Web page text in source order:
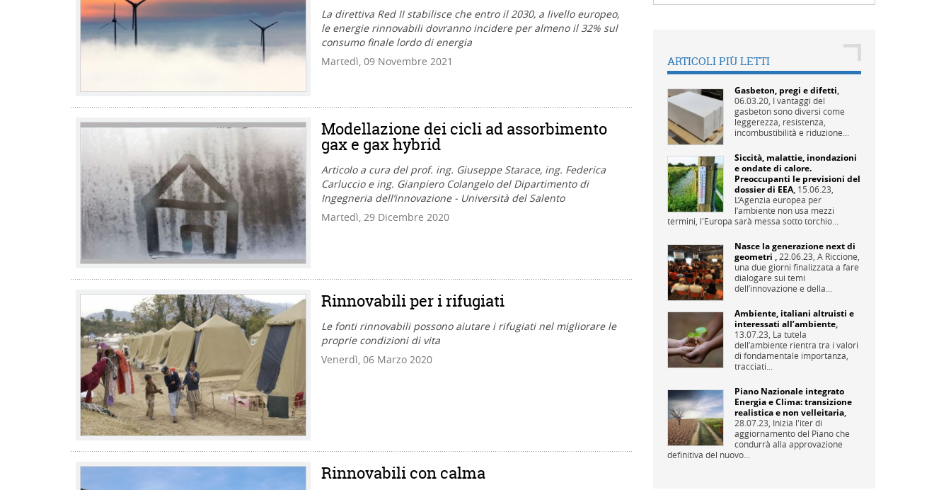
La direttiva Red II stabilisce che entro il 2030, a livello europeo,
le energie rinnovabili dovranno incidere per almeno il 32% sul
consumo finale lordo di energia
Martedì, 09 Novembre 2021
Modellazione dei cicli ad assorbimento
gax e gax hybrid
Articolo a cura del prof. ing. Giuseppe Starace, ing. Federica
Carluccio e ing. Gianpiero Colangelo del Dipartimento di
Ingegneria dell’innovazione - Università del Salento
Martedì, 29 Dicembre 2020
Rinnovabili per i rifugiati
Le fonti rinnovabili possono aiutare i rifugiati nel migliorare le
proprie condizioni di vita
Venerdì, 06 Marzo 2020
Rinnovabili con calma
ARTICOLI PIÙ LETTI
Gasbeton, pregi e difetti,
06.03.20, I vantaggi del
gasbeton sono diversi come
leggerezza, resistenza,
incombustibilità e riduzione...
Siccità, malattie, inondazioni
e ondate di calore.
Preoccupanti le previsioni del
dossier di EEA, 15.06.23,
L’Agenzia europea per
l’ambiente non usa mezzi
termini, l'Europa sarà messa sotto torchio...
Nasce la generazione next di
geometri , 22.06.23, A Riccione,
una due giorni finalizzata a fare
dialogare sui temi
dell’innovazione e della...
Ambiente, italiani altruisti e
interessati all’ambiente,
13.07.23, La tutela
dell’ambiente rientra tra i valori
di fondamentale importanza,
tracciati...
Piano Nazionale integrato
Energia e Clima: transizione
realistica e non velleitaria,
28.07.23, Inizia l'iter di
aggiornamento del Piano che
condurrà alla approvazione
definitiva del nuovo...